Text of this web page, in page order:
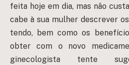
feita hoje em dia, mas não
cabe à sua mulher descrever
tendo, bem como os
obter com o novo
ginecologista tente